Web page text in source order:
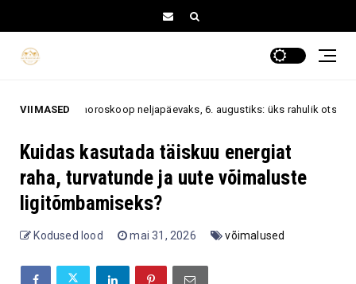
VIIMASEDneljapäevaks, 6. augustiks: üks rahulik otsus võib muuta
Kuidas kasutada täiskuu energiat
raha, turvatunde ja uute võimaluste
ligitõmbamiseks?
Kodused lood mai 31, 2026 võimalused